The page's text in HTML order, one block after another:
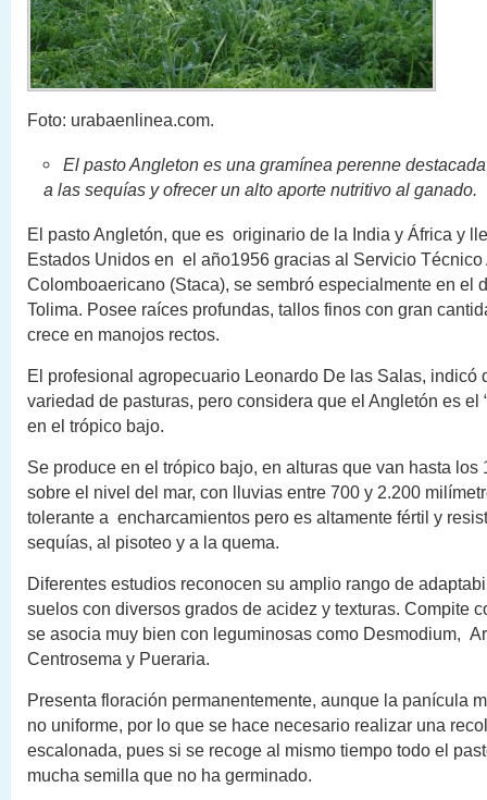
Foto: urabaenlinea.com.
El pasto Angleton es una gramínea perenne
a las sequías y ofrecer un alto aporte nutritivo al ganado.
El pasto Angletón, que es originario de la India y África y
Estados Unidos en el año1956 gracias al Servicio Técnico
Colomboaericano (Staca), se sembró especialmente en el
Tolima. Posee raíces profundas, tallos finos con gran
crece en manojos rectos.
El profesional agropecuario Leonardo De las Salas, indicó
variedad de pasturas, pero considera que el Angletón es el
en el trópico bajo.
Se produce en el trópico bajo, en alturas que van hasta los
sobre el nivel del mar, con lluvias entre 700 y 2.200
tolerante a encharcamientos pero es altamente fértil y
sequías, al pisoteo y a la quema.
Diferentes estudios reconocen su amplio rango de
suelos con diversos grados de acidez y texturas. Compite
se asocia muy bien con leguminosas como Desmodium,
Centrosema y Pueraria.
Presenta floración permanentemente, aunque la panícula
no uniforme, por lo que se hace necesario realizar una
escalonada, pues si se recoge al mismo tiempo todo el
mucha semilla que no ha germinado.